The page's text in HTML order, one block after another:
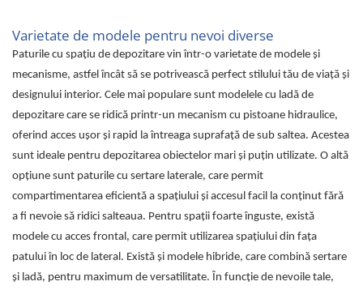
Varietate de modele pentru nevoi diverse
Paturile cu spațiu de depozitare vin într-o varietate de modele și
mecanisme, astfel încât să se potrivească perfect stilului tău de viață și
designului interior. Cele mai populare sunt modelele cu ladă de
depozitare care se ridică printr-un mecanism cu pistoane hidraulice,
oferind acces ușor și rapid la întreaga suprafață de sub saltea. Acestea
sunt ideale pentru depozitarea obiectelor mari și puțin utilizate. O altă
opțiune sunt paturile cu sertare laterale, care permit
compartimentarea eficientă a spațiului și accesul facil la conținut fără
a fi nevoie să ridici salteaua. Pentru spații foarte înguste, există
modele cu acces frontal, care permit utilizarea spațiului din fața
patului în loc de lateral. Există și modele hibride, care combină sertare
și ladă, pentru maximum de versatilitate. În funcție de nevoile tale,